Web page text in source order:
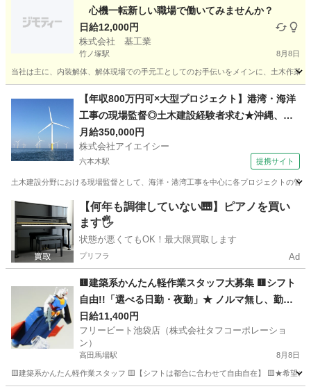
心機一転新しい職場で働いてみませんか？
日給12,000円
株式会社 基工業
竹ノ塚駅 8月8日
当社は主に、内装解体、解体現場での手元工としてのお手伝いをメインに、土木作業
竹ノ塚駅 その他 東京 足立区 六町駅
スタッフ
【年収800万円可×大型プロジェクト】港湾・海洋
工事の現場監督◎土木建設経験者求む★沖縄、東
京、横浜、福島、秋田で活躍のチャンス
月給350,000円
株式会社アイエイシー
六本木駅 提携サイト
土木建設分野における現場監督として、海洋・港湾工事を中心に各プロジェクトの
東京 六本木駅 その他
【何年も調律していない🎹】ピアノを買い
ます🖐️
状態が悪くてもOK！最大限買取します
プリフラ Ad
🟨建築系かんたん軽作業スタッフ大募集 🟨シフト
自由!!「選べる日勤・夜勤」★ ノルマ無し、勤務
地多数、日払いＯＫ★
日給11,400円
フリービート池袋店（株式会社タフコーポレーショ
ン）
高田馬場駅 8月8日
🟨建築系かんたん軽作業スタッフ 🟨【シフトは都合に合わせて自由自在】 🟨★希望